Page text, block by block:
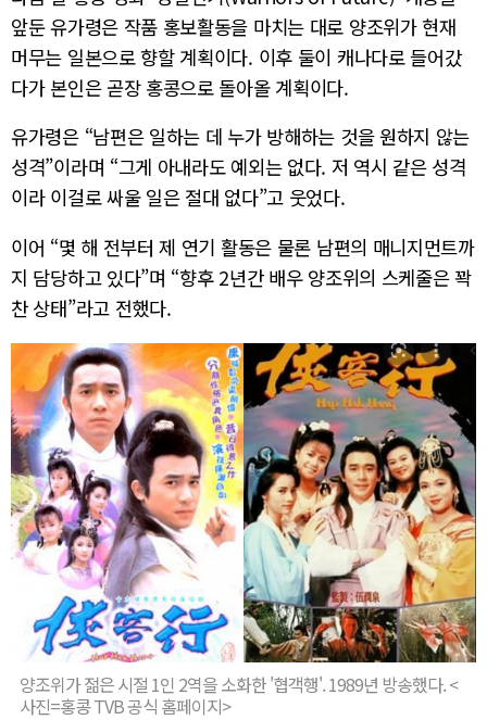
앞둔 유가령은 작품 홍보활동을 마치는 대로 양조위가 현재
머무는 일본으로 향할 계획이다. 이후 둘이 캐나다로 들어갔
다가 본인은 곧장 홍콩으로 돌아올 계획이다.
유가령은 “남편은 일하는 데 누가 방해하는 것을 원하지 않는
성격”이라며 “그게 아내라도 예외는 없다. 저 역시 같은 성격
이라 이걸로 싸울 일은 절대 없다”고 웃었다.
이어 “몇 해 전부터 제 연기 활동은 물론 남편의 매니지먼트까
지 담당하고 있다”며 “향후 2년간 배우 양조위의 스케줄은 꽉
찬 상태”라고 전했다.
양조위가 젊은 시절 1인 2역을 소화한 '협객행'. 1989년 방송했다. <
사진=홍콩 TVB 공식 홈페이지>